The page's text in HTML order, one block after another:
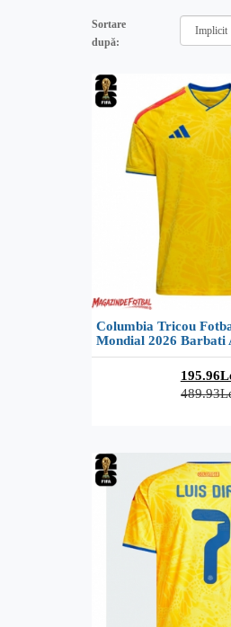
Sortare
după:
Columbia Tricou
Mondial 2026 Barbati